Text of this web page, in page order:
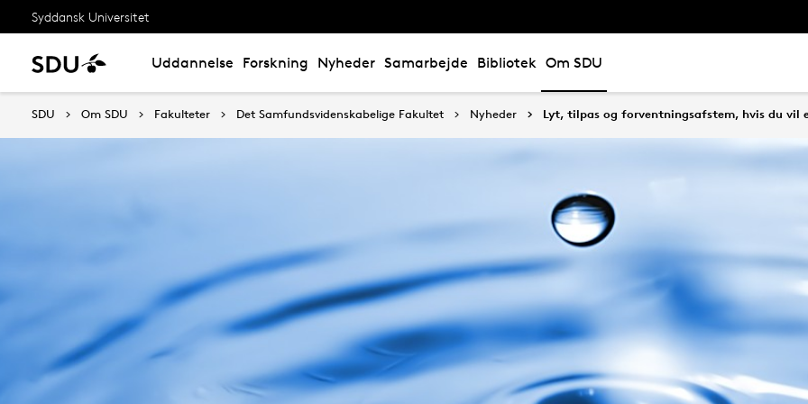
Syddansk Universitet
Uddannelse Forskning Nyheder Samarbejde Bibliotek Om SDU
SDU Om SDU Fakulteter Det Samfundsvidenskabelige Fakultet Nyheder Lyt, tilpas og forventningsafstem, hvis du vil